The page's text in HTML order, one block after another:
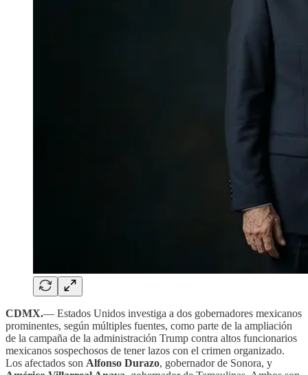
CDMX.— Estados Unidos investiga a dos gobernadores mexicanos
prominentes, según múltiples fuentes, como parte de la ampliación
de la campaña de la administración Trump contra altos funcionarios
mexicanos sospechosos de tener lazos con el crimen organizado.
Los afectados son Alfonso Durazo, gobernador de Sonora, y